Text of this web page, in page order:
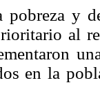
pobreza y
al
en la